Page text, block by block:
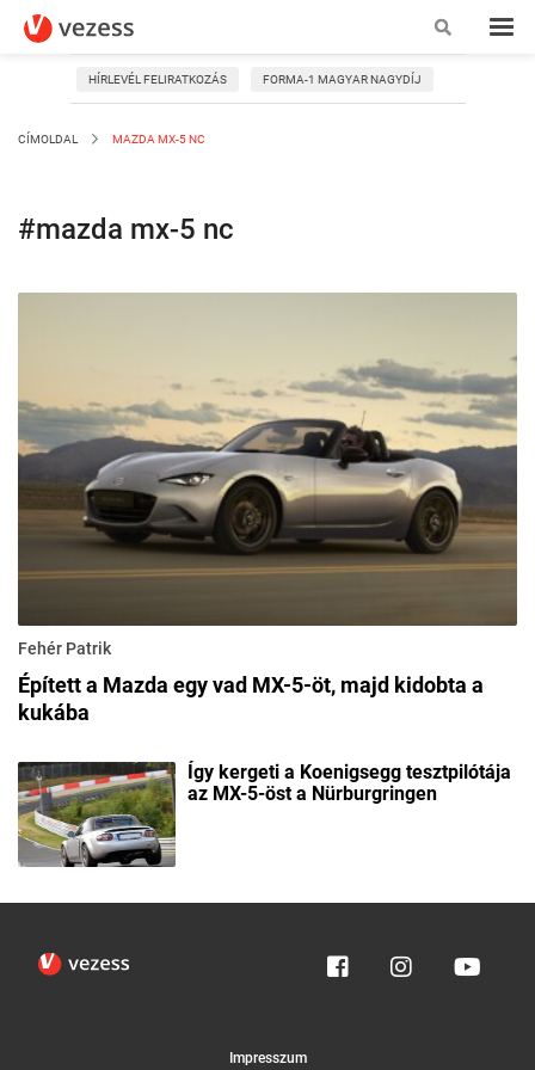
HÍRLEVÉL FELIRATKOZÁS FORMA-1 MAGYAR NAGYDÍJ
CÍMOLDAL MAZDA MX-5 NC
#mazda mx-5 nc
Fehér Patrik
Épített a Mazda egy vad MX-5-öt, majd kidobta a
kukába
Így kergeti a Koenigsegg tesztpilótája
az MX-5-öst a Nürburgringen
Impresszum